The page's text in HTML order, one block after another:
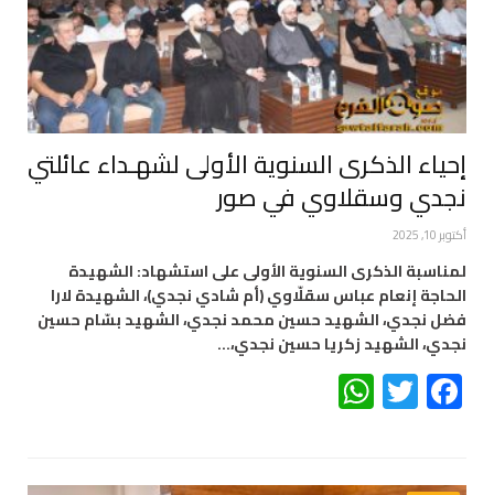
إحياء الذكرى السنوية الأولى لشهـداء عائلتي
نجدي وسقلاوي في صور
أكتوبر 10, 2025
لمناسبة الذكرى السنوية الأولى على استشهاد: الشهيدة
الحاجة إنعام عباس سقلّاوي (أم شادي نجدي)، الشهيدة لارا
فضل نجدي، الشهيد حسين محمد نجدي، الشهيد بسّام حسين
نجدي، الشهيد زكريا حسين نجدي،…
Facebook
Twitter